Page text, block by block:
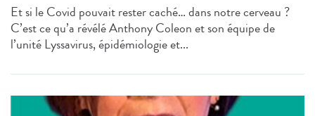
Et si le Covid pouvait rester caché… dans notre cerveau ?
C’est ce qu’a révélé Anthony Coleon et son équipe de
l’unité Lyssavirus, épidémiologie et...